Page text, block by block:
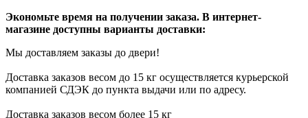
Экономьте время на получении заказа. В интернет-
магазине доступны варианты доставки:
Мы доставляем заказы до двери!
Доставка заказов весом до 15 кг осуществляется курьерской
компанией СДЭК до пункта выдачи или по адресу.
Доставка заказов весом более 15 кг